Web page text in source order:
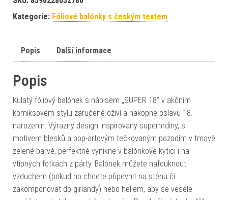
Kategorie: Fóliové balónky s českým textem
Popis Další informace
Popis
Kulatý fóliový balónek s nápisem „SUPER 18“ v akčním
komiksovém stylu zaručeně oživí a nakopne oslavu 18.
narozenin. Výrazný design inspirovaný superhrdiny, s
motivem blesků a pop-artovým tečkovaným pozadím v tmavě
zelené barvě, perfektně vynikne v balónkové kytici i na
vtipných fotkách z párty. Balónek můžete nafouknout
vzduchem (pokud ho chcete připevnit na stěnu či
zakomponovat do girlandy) nebo heliem, aby se vesele